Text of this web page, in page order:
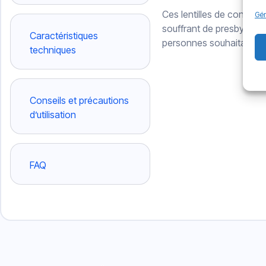
Caractéristiques
techniques
Conseils et précautions
d’utilisation
FAQ
Ces lentilles de contact
souffrant de presbytie
personnes souhaitant